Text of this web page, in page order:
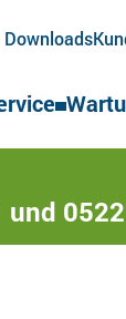
und
Downloads